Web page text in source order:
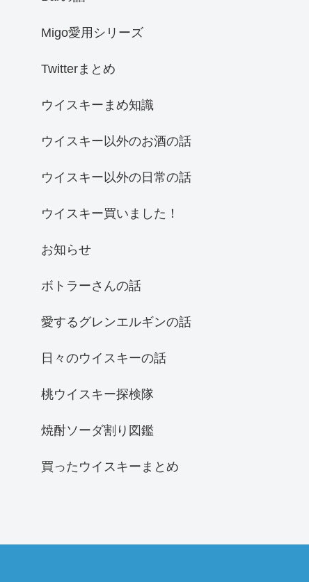
Migo愛用シリーズ
Twitterまとめ
ウイスキーまめ知識
ウイスキー以外のお酒の話
ウイスキー以外の日常の話
ウイスキー買いました！
お知らせ
ボトラーさんの話
愛するグレンエルギンの話
日々のウイスキーの話
桃ウイスキー探検隊
焼酎ソーダ割り図鑑
買ったウイスキーまとめ